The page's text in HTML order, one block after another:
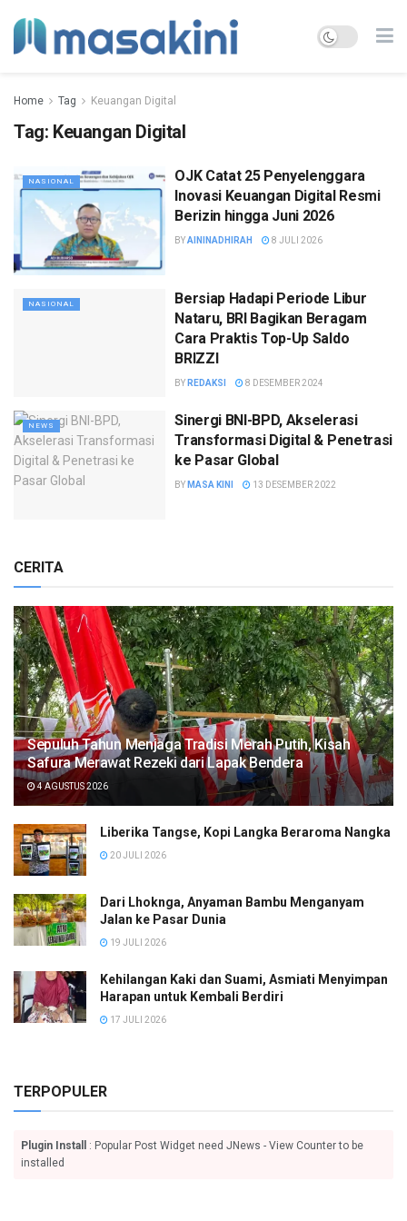
Home Tag Keuangan Digital
Tag: Keuangan Digital
NASIONAL
OJK Catat 25 Penyelenggara
Inovasi Keuangan Digital Resmi
Berizin hingga Juni 2026
BYAININADHIRAH 8 JULI 2026
NASIONAL
Bersiap Hadapi Periode Libur
Nataru, BRI Bagikan Beragam
Cara Praktis Top-Up Saldo
BRIZZI
BY REDAKSI 8 DESEMBER 2024
NEWS
Sinergi BNI-BPD, Akselerasi
Transformasi Digital & Penetrasi
ke Pasar Global
BY MASA KINI 13 DESEMBER 2022
CERITA
Sepuluh Tahun Menjaga Tradisi Merah Putih, Kisah
Safura Merawat Rezeki dari Lapak Bendera
4 AGUSTUS 2026
Liberika Tangse, Kopi Langka Beraroma Nangka
20 JULI 2026
Dari Lhoknga, Anyaman Bambu Menganyam
Jalan ke Pasar Dunia
19 JULI 2026
Kehilangan Kaki dan Suami, Asmiati Menyimpan
Harapan untuk Kembali Berdiri
17 JULI 2026
TERPOPULER
Plugin Install
: Popular Post Widget need JNews - View Counter to be
installed